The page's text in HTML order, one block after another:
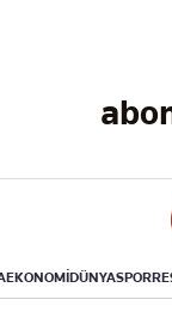
EKONOMİDÜNYASPOR
Amerika
İsrail-Gazze